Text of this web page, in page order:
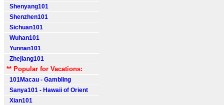
Shenyang101
Shenzhen101
Sichuan101
Wuhan101
Yunnan101
Zhejiang101
** Popular for Vacations:
101Macau - Gambling
Sanya101 - Hawaii of Orient
Xian101